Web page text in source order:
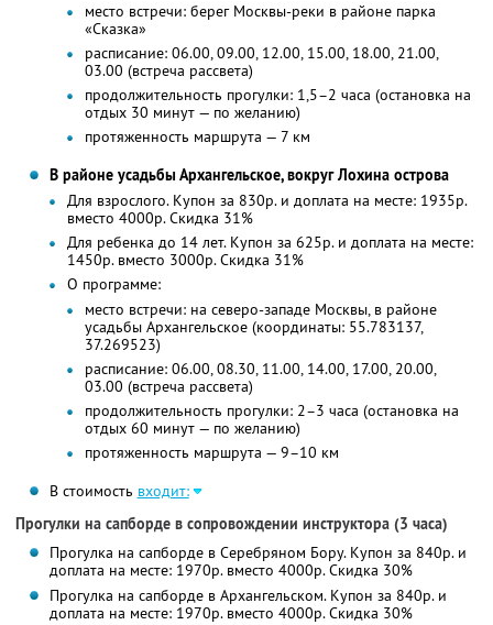
место встречи: берег Москвы-реки в районе парка
«Сказка»
расписание: 06.00, 09.00, 12.00, 15.00, 18.00, 21.00,
03.00 (встреча рассвета)
продолжительность прогулки: 1,5–2 часа (остановка на
отдых 30 минут — по желанию)
протяженность маршрута — 7 км
В районе усадьбы Архангельское, вокруг Лохина острова
Для взрослого. Купон за 830р. и доплата на месте: 1935р.
вместо 4000р. Скидка 31%
Для ребенка до 14 лет. Купон за 625р. и доплата на месте:
1450р. вместо 3000р. Скидка 31%
О программе:
место встречи: на северо-западе Москвы, в районе
усадьбы Архангельское (координаты: 55.783137,
37.269523)
расписание: 06.00, 08.30, 11.00, 14.00, 17.00, 20.00,
03.00 (встреча рассвета)
продолжительность прогулки: 2–3 часа (остановка на
отдых 60 минут — по желанию)
протяженность маршрута — 9–10 км
В стоимость входит:
Прогулки на сапборде в сопровождении инструктора (3 часа)
Прогулка на сапборде в Серебряном Бору. Купон за 840р. и
доплата на месте: 1970р. вместо 4000р. Скидка 30%
Прогулка на сапборде в Архангельском. Купон за 840р. и
доплата на месте: 1970р. вместо 4000р. Скидка 30%